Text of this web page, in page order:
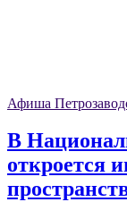
Афиша
В
откроется